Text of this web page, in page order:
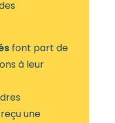
font part de
à leur
une